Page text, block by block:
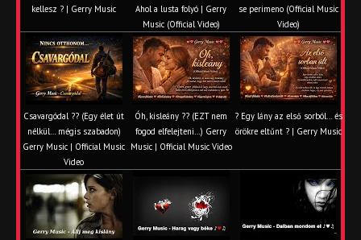
kellesz ? | Gerry Music
Ahol a lusta folyó | Gerry
Music (Official Video)
se perimeno (Official Music
Video)
Csavargódal ?? (Egy élet út
nélkül… mégis szabadon)
Gerry Music | Official Music
Video
Óh, kisleány ?? (EZT nem
fogod elfelejteni…) Gerry
Music | Official Music Video
? Egy lány az első sorból… és
örökre eltűnt ? | Gerry Music